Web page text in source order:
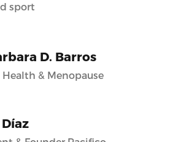
sport
D. Barros
& Menopause